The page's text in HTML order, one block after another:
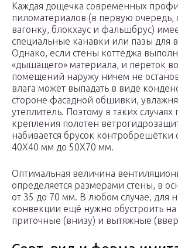
Каждая дощечка современных
пиломатериалов (в первую очередь,
вагонку, блокхаус и фальшбрус)
специальные канавки или пазы для
Однако, если стены коттеджа
«дышащего» материала, и переток
помещений наружу ничем не
влага может выпадать в виде
стороне фасадной обшивки,
утеплитель. Поэтому в таких случаях
крепления полотен
набивается брусок контробрешётки
40Х40 мм до 50Х70 мм.
Оптимальная величина
определяется размерами стены, в
от 35 до 70 мм. В любом случае, для
конвекции ещё нужно обустроить на
приточные (внизу) и вытяжные